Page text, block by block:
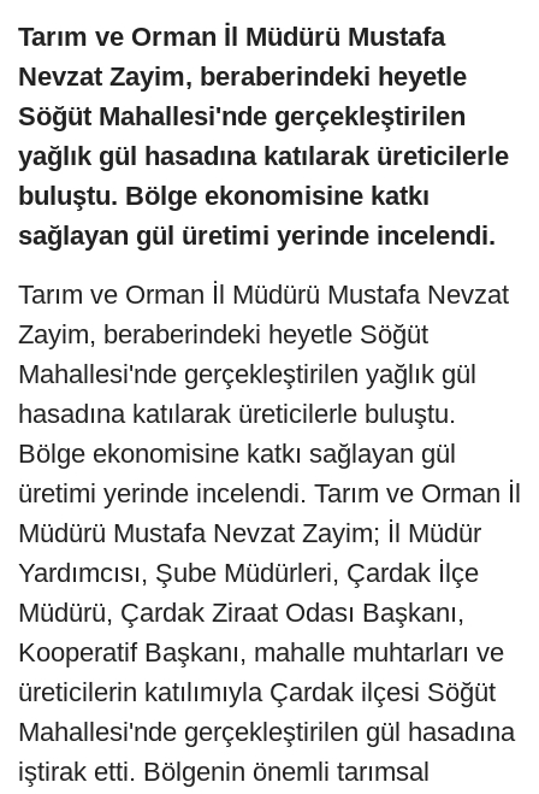
Tarım ve Orman İl Müdürü Mustafa
Nevzat Zayim, beraberindeki heyetle
Söğüt Mahallesi'nde gerçekleştirilen
yağlık gül hasadına katılarak üreticilerle
buluştu. Bölge ekonomisine katkı
sağlayan gül üretimi yerinde incelendi.
Tarım ve Orman İl Müdürü Mustafa Nevzat
Zayim, beraberindeki heyetle Söğüt
Mahallesi'nde gerçekleştirilen yağlık gül
hasadına katılarak üreticilerle buluştu.
Bölge ekonomisine katkı sağlayan gül
üretimi yerinde incelendi. Tarım ve Orman İl
Müdürü Mustafa Nevzat Zayim; İl Müdür
Yardımcısı, Şube Müdürleri, Çardak İlçe
Müdürü, Çardak Ziraat Odası Başkanı,
Kooperatif Başkanı, mahalle muhtarları ve
üreticilerin katılımıyla Çardak ilçesi Söğüt
Mahallesi'nde gerçekleştirilen gül hasadına
iştirak etti. Bölgenin önemli tarımsal